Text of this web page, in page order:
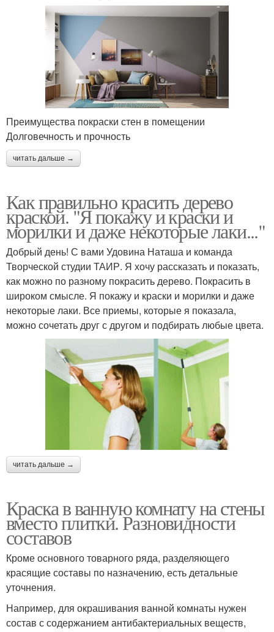
Преимущества покраски стен в помещении
Долговечность и прочность
читать дальше →
Как правильно красить дерево
краской. "Я покажу и краски и
морилки и даже некоторые лаки..."
Добрый день! С вами Удовина Наташа и команда
Творческой студии ТАИР. Я хочу рассказать и показать,
как можно по разному покрасить дерево. Покрасить в
широком смысле. Я покажу и краски и морилки и даже
некоторые лаки. Все приемы, которые я показала,
можно сочетать друг с другом и подбирать любые цвета.
читать дальше →
Краска в ванную комнату на стены
вместо плитки. Разновидности
составов
Кроме основного товарного ряда, разделяющего
красящие составы по назначению, есть детальные
уточнения.
Например, для окрашивания ванной комнаты нужен
состав с содержанием антибактериальных веществ,